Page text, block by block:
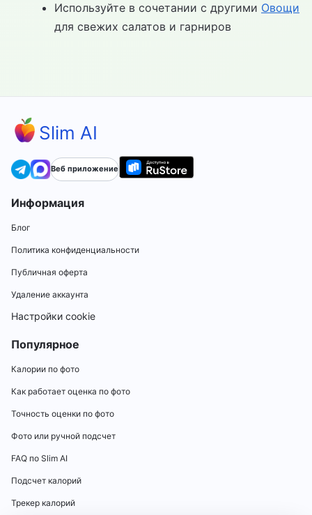
Используйте в сочетании с другими Овощи
для свежих салатов и гарниров
Slim AI
Веб приложение
Информация
Блог
Политика конфиденциальности
Публичная оферта
Удаление аккаунта
Настройки cookie
Популярное
Калории по фото
Как работает оценка по фото
Точность оценки по фото
Фото или ручной подсчет
FAQ по Slim AI
Подсчет калорий
Трекер калорий